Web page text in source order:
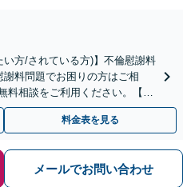
い方/されている方)】不倫慰謝料
謝料問題でお困りの方はご相
料相談をご利用ください。【初
料金表を見る
メールでお問い合わせ